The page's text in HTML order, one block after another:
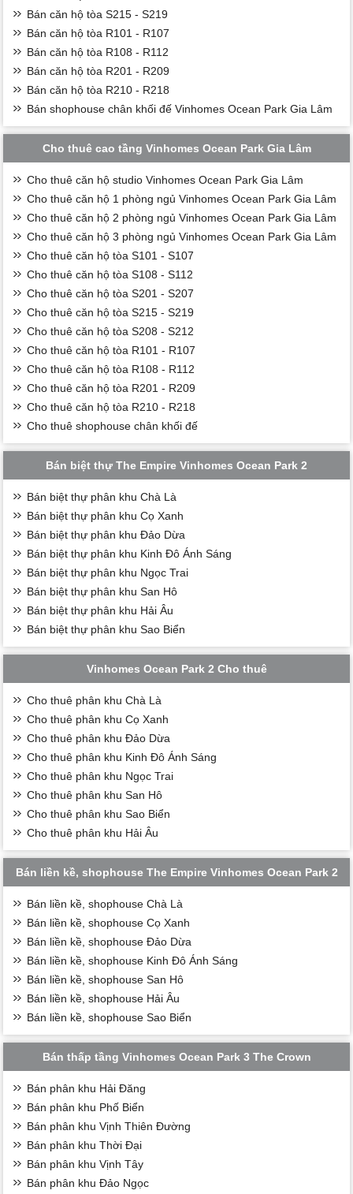
Bán căn hộ tòa S215 - S219
Bán căn hộ tòa R101 - R107
Bán căn hộ tòa R108 - R112
Bán căn hộ tòa R201 - R209
Bán căn hộ tòa R210 - R218
Bán shophouse chân khối đế Vinhomes Ocean Park Gia Lâm
Cho thuê cao tầng Vinhomes Ocean Park Gia Lâm
Cho thuê căn hộ studio Vinhomes Ocean Park Gia Lâm
Cho thuê căn hộ 1 phòng ngủ Vinhomes Ocean Park Gia Lâm
Cho thuê căn hộ 2 phòng ngủ Vinhomes Ocean Park Gia Lâm
Cho thuê căn hộ 3 phòng ngủ Vinhomes Ocean Park Gia Lâm
Cho thuê căn hộ tòa S101 - S107
Cho thuê căn hộ tòa S108 - S112
Cho thuê căn hộ tòa S201 - S207
Cho thuê căn hộ tòa S215 - S219
Cho thuê căn hộ tòa S208 - S212
Cho thuê căn hộ tòa R101 - R107
Cho thuê căn hộ tòa R108 - R112
Cho thuê căn hộ tòa R201 - R209
Cho thuê căn hộ tòa R210 - R218
Cho thuê shophouse chân khối đế
Bán biệt thự The Empire Vinhomes Ocean Park 2
Bán biệt thự phân khu Chà Là
Bán biệt thự phân khu Cọ Xanh
Bán biệt thự phân khu Đảo Dừa
Bán biệt thự phân khu Kinh Đô Ánh Sáng
Bán biệt thự phân khu Ngọc Trai
Bán biệt thự phân khu San Hô
Bán biệt thự phân khu Hải Âu
Bán biệt thự phân khu Sao Biển
Vinhomes Ocean Park 2 Cho thuê
Cho thuê phân khu Chà Là
Cho thuê phân khu Cọ Xanh
Cho thuê phân khu Đảo Dừa
Cho thuê phân khu Kinh Đô Ánh Sáng
Cho thuê phân khu Ngọc Trai
Cho thuê phân khu San Hô
Cho thuê phân khu Sao Biển
Cho thuê phân khu Hải Âu
Bán liền kề, shophouse The Empire Vinhomes Ocean Park 2
Bán liền kề, shophouse Chà Là
Bán liền kề, shophouse Cọ Xanh
Bán liền kề, shophouse Đảo Dừa
Bán liền kề, shophouse Kinh Đô Ánh Sáng
Bán liền kề, shophouse San Hô
Bán liền kề, shophouse Hải Âu
Bán liền kề, shophouse Sao Biển
Bán thấp tầng Vinhomes Ocean Park 3 The Crown
Bán phân khu Hải Đăng
Bán phân khu Phố Biển
Bán phân khu Vịnh Thiên Đường
Bán phân khu Thời Đại
Bán phân khu Vịnh Tây
Bán phân khu Đảo Ngọc